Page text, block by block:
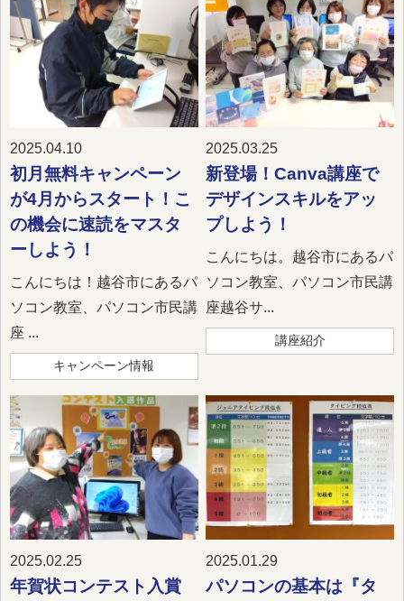
2025.04.10
初月無料キャンペーン
が4月からスタート！こ
の機会に速読をマスタ
ーしよう！
こんにちは！越谷市にあるパ
ソコン教室、パソコン市民講
座 ...
キャンペーン情報
2025.03.25
新登場！Canva講座で
デザインスキルをアッ
プしよう！
こんにちは。越谷市にあるパ
ソコン教室、パソコン市民講
座越谷サ...
講座紹介
2025.02.25
年賀状コンテスト入賞
2025.01.29
パソコンの基本は『タ